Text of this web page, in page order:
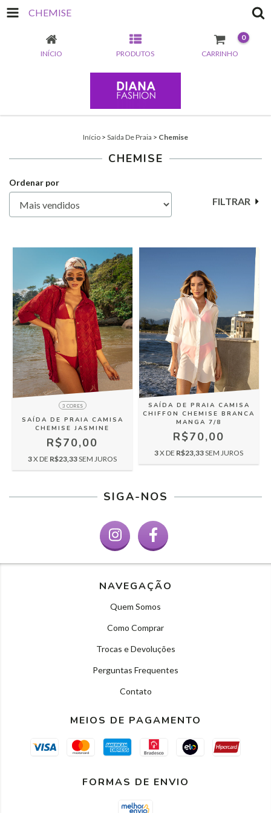
CHEMISE
INÍCIO PRODUTOS CARRINHO
0
Início > Saída De Praia > Chemise
CHEMISE
Ordenar por
FILTRAR
3 CORES
SAÍDA DE PRAIA CAMISA
CHEMISE JASMINE
R$70,00
3X DE R$23,33SEM JUROS
SAÍDA DE PRAIA CAMISA
CHIFFON CHEMISE BRANCA
MANGA 7/8
R$70,00
3X DE R$23,33SEM JUROS
SIGA-NOS
NAVEGAÇÃO
Quem Somos
Como Comprar
Trocas e Devoluções
Perguntas Frequentes
Contato
MEIOS DE PAGAMENTO
FORMAS DE ENVIO